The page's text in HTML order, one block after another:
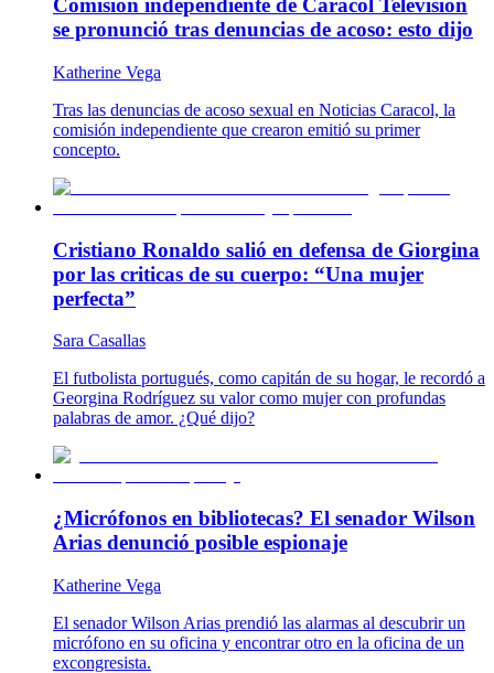
Comisión independiente de Caracol Televisión
se pronunció tras denuncias de acoso: esto dijo
Katherine Vega
Tras las denuncias de acoso sexual en Noticias Caracol, la
comisión independiente que crearon emitió su primer
concepto.
Cristiano Ronaldo salió en defensa de Giorgina
por las criticas de su cuerpo: “Una mujer
perfecta”
Sara Casallas
El futbolista portugués, como capitán de su hogar, le recordó a
Georgina Rodríguez su valor como mujer con profundas
palabras de amor. ¿Qué dijo?
¿Micrófonos en bibliotecas? El senador Wilson
Arias denunció posible espionaje
Katherine Vega
El senador Wilson Arias prendió las alarmas al descubrir un
micrófono en su oficina y encontrar otro en la oficina de un
excongresista.